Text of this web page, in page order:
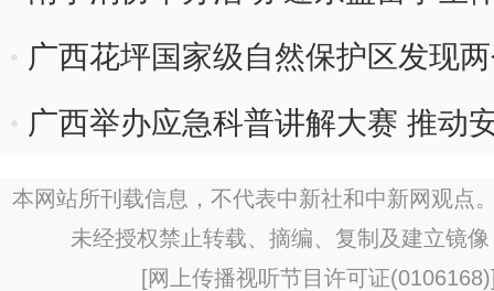
广西花坪国家级自然保护区发现
广西举办应急科普讲解大赛 推动
本网站所刊载信息，不代表中新社和中新网观点
未经授权禁止转载、摘编、复制及建立镜
[网上传播视听节目许可证(0106168)